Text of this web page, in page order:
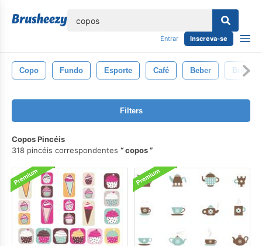
Entrar Inscreva-se
Copo Fundo Esporte Café Beber
Filters
Copos Pincéis
318 pincéis correspondentes
copos